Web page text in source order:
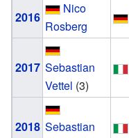
2016
Nico
Rosberg
2017 Sebastian
Vettel (3)
2018 Sebastian